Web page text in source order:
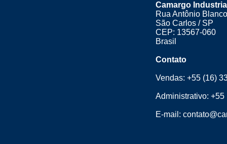
Camargo
Rua Antônio
São Carlos / SP
CEP: 13567-060
Brasil
Contato
Vendas:+55 (16)
Administrativo:+55
E-mail: